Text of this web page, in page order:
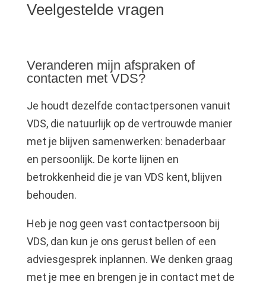
Veelgestelde vragen
Veranderen mijn afspraken of
contacten met VDS?
Je houdt dezelfde contactpersonen vanuit
VDS, die natuurlijk op de vertrouwde manier
met je blijven samenwerken: benaderbaar
en persoonlijk. De korte lijnen en
betrokkenheid die je van VDS kent, blijven
behouden.
Heb je nog geen vast contactpersoon bij
VDS, dan kun je ons gerust bellen of een
adviesgesprek inplannen. We denken graag
met je mee en brengen je in contact met de